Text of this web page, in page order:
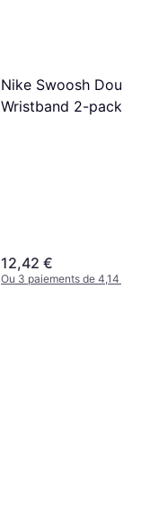
Nike Swoosh
Wristband 2-pack -
12,42 €
Ou 3 paiements de 4,14 €